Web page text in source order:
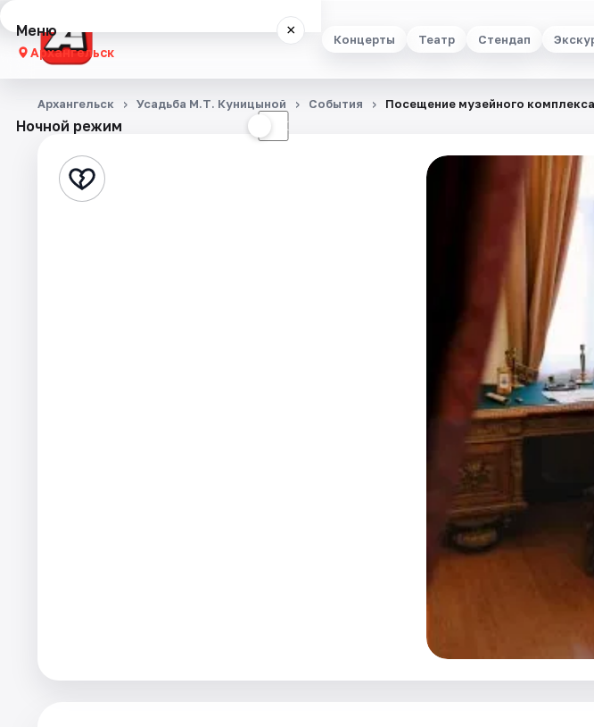
Концерты Театр Стендап
Меню ×
Архангельск
Концерты
Стендап
Ночной режим ☾
Архангельск Усадьба М.Т. Куницыной События Посещение музейного